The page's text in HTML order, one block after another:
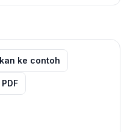
ke contoh